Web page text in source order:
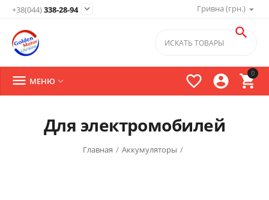
Гривна (грн.)
+38(044)338-28-94 
0




 МЕНЮ 
Для электромобилей
Главная / Аккумуляторы /